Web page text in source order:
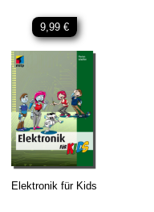
9,99 €
Elektronik für Kids